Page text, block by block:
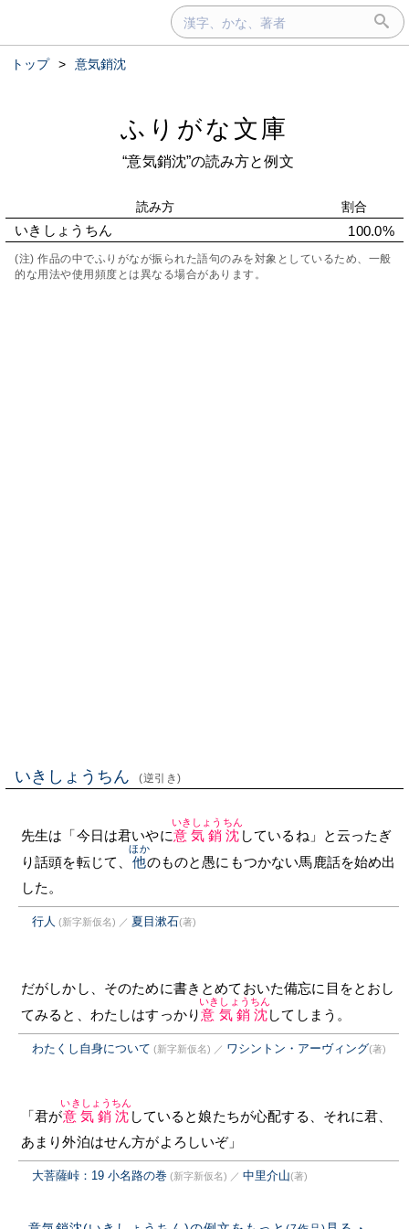
トップ > 意気銷沈
ふりがな文庫
“意気銷沈”の読み方と例文
読み方 割合
いきしょうちん 100.0%
(注) 作品の中でふりがなが振られた語句のみを対象としているため、一般
的な用法や使用頻度とは異なる場合があります。
いきしょうちん (逆引き)
先生は「今日は君いやに意気銷沈
いきしょうちん
しているね」と云ったぎ
り話頭を転じて、 他
ほか
のものと愚にもつかない馬鹿話を始め出
した。
行人 (新字新仮名) ／ 夏目漱石(著)
だがしかし、そのために書きとめておいた備忘に目をとおし
てみると、わたしはすっかり意気銷沈
いきしょうちん
してしまう。
わたくし自身について (新字新仮名) ／ ワシントン・アーヴィング(著)
「君が意気銷沈
いきしょうちん
していると娘たちが心配する、それに君、
あまり外泊はせん方がよろしいぞ」
大菩薩峠：19 小名路の巻 (新字新仮名) ／ 中里介山(著)